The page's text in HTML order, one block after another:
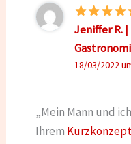
Jeniffer R.
18/03/2022
„Mein Mann und
Ihrem Kurzkonzept